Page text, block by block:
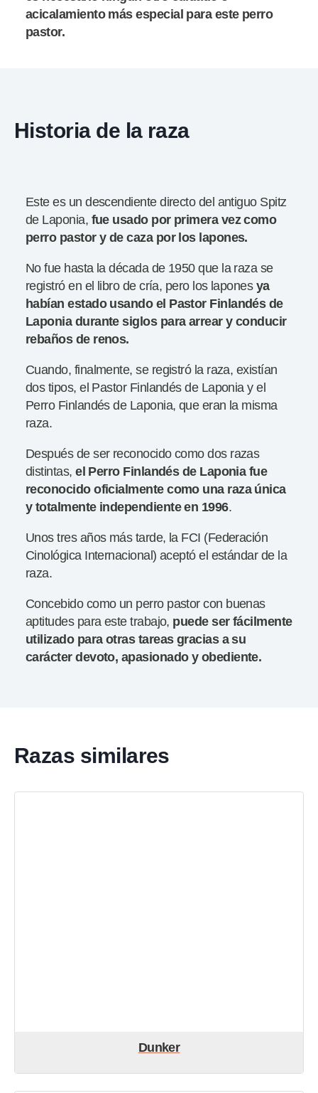
acicalamiento más especial para este perro
pastor.
Historia de la raza
Este es un descendiente directo del antiguo Spitz
de Laponia, fue usado por primera vez como
perro pastor y de caza por los lapones.
No fue hasta la década de 1950 que la raza se
registró en el libro de cría, pero los lapones ya
habían estado usando el Pastor Finlandés de
Laponia durante siglos para arrear y conducir
rebaños de renos.
Cuando, finalmente, se registró la raza, existían
dos tipos, el Pastor Finlandés de Laponia y el
Perro Finlandés de Laponia, que eran la misma
raza.
Después de ser reconocido como dos razas
distintas,el Perro Finlandés de Laponia fue
reconocido oficialmente como una raza única
y totalmente independiente en 1996.
Unos tres años más tarde, la FCI (Federación
Cinológica Internacional) aceptó el estándar de la
raza.
Concebido como un perro pastor con buenas
aptitudes para este trabajo, puede ser fácilmente
utilizado para otras tareas gracias a su
carácter devoto, apasionado y obediente.
Razas similares
Dunker